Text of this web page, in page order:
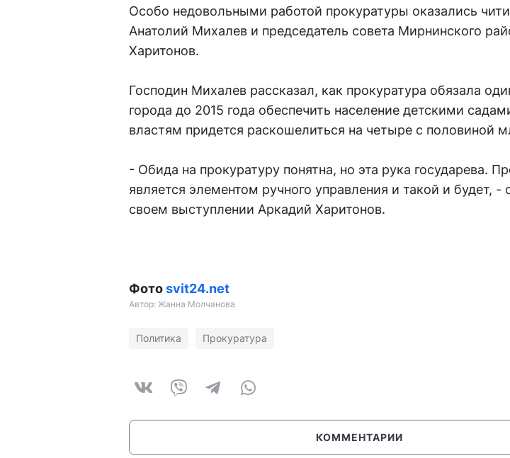
Особо недовольными работой прокуратуры оказались
Анатолий Михалев и председатель совета Мирнинского
Харитонов.
Господин Михалев рассказал, как прокуратура обязала
города до 2015 года обеспечить население детскими
властям придется раскошелиться на четыре с половиной
- Обида на прокуратуру понятна, но эта рука государева.
является элементом ручного управления и такой и будет, -
своем выступлении Аркадий Харитонов.
Фотоsvit24.net
Автор: Жанна Молчанова
Политика Прокуратура
КОММЕНТАРИИ